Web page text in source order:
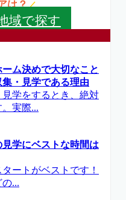
は？／
域で探す
ム決めで大切なこと
・見学である理由
学をするとき、絶対
実際...
学にベストな時間は
ートがベストです！
...